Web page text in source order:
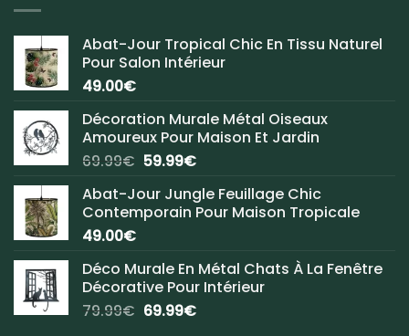
Abat-Jour Tropical Chic En Tissu Naturel
Pour Salon Intérieur
49.00€
Décoration Murale Métal Oiseaux
Amoureux Pour Maison Et Jardin
69.99€ Le
initial
était :
59.99€Le
actuel
est :
Abat-Jour Jungle Feuillage Chic
Contemporain Pour Maison Tropicale
49.00€
Déco Murale En Métal Chats À La Fenêtre
Décorative Pour Intérieur
79.99€ Le
69.99€Le